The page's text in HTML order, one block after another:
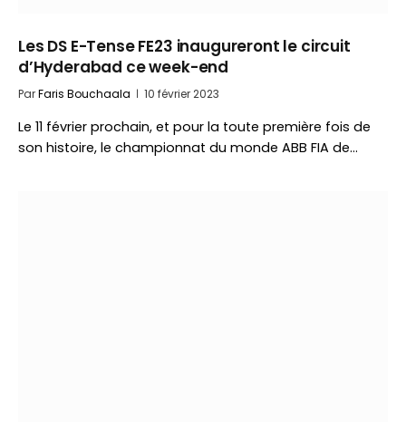
Les DS E-Tense FE23 inaugureront le circuit
d’Hyderabad ce week-end
ParFaris Bouchaala 10 février 2023
Le 11 février prochain, et pour la toute première fois de
son histoire, le championnat du monde ABB FIA de…